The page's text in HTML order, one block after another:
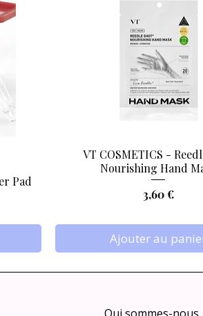
Pad
Aperçu rapide
VT COSMETICS -
Nourishing Hand
Prix
3,60 €
Ajouter au